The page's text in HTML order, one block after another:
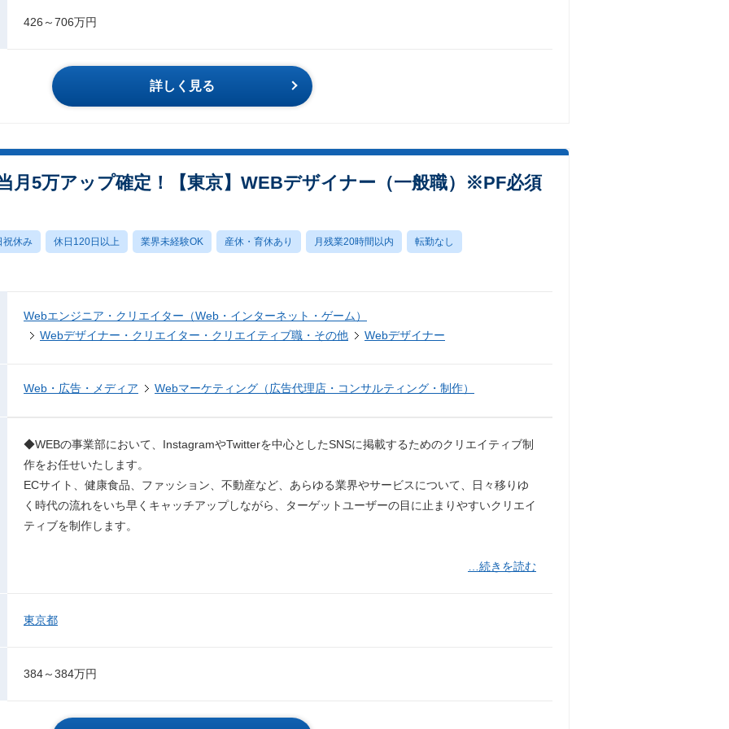
426～706万円
詳しく見る
月5万アップ確定！【東京】WEBデザイナー（一般職）※PF必須
祝休み 休日120日以上 業界未経験OK 産休・育休あり 月残業20時間以内 転勤なし
Webエンジニア・クリエイター（Web・インターネット・ゲーム）
Webデザイナー・クリエイター・クリエイティブ職・その他
Webデザイナー
Web・広告・メディア Webマーケティング（広告代理店・コンサルティング・制作）
◆WEBの事業部において、InstagramやTwitterを中心としたSNSに掲載するためのクリエイティブ制
作をお任せいたします。
ECサイト、健康食品、ファッション、不動産など、あらゆる業界やサービスについて、日々移りゆ
く時代の流れをいち早くキャッチアップしながら、ターゲットユーザーの目に止まりやすいクリエイ
ティブを制作します。
…続きを読む
東京都
384～384万円